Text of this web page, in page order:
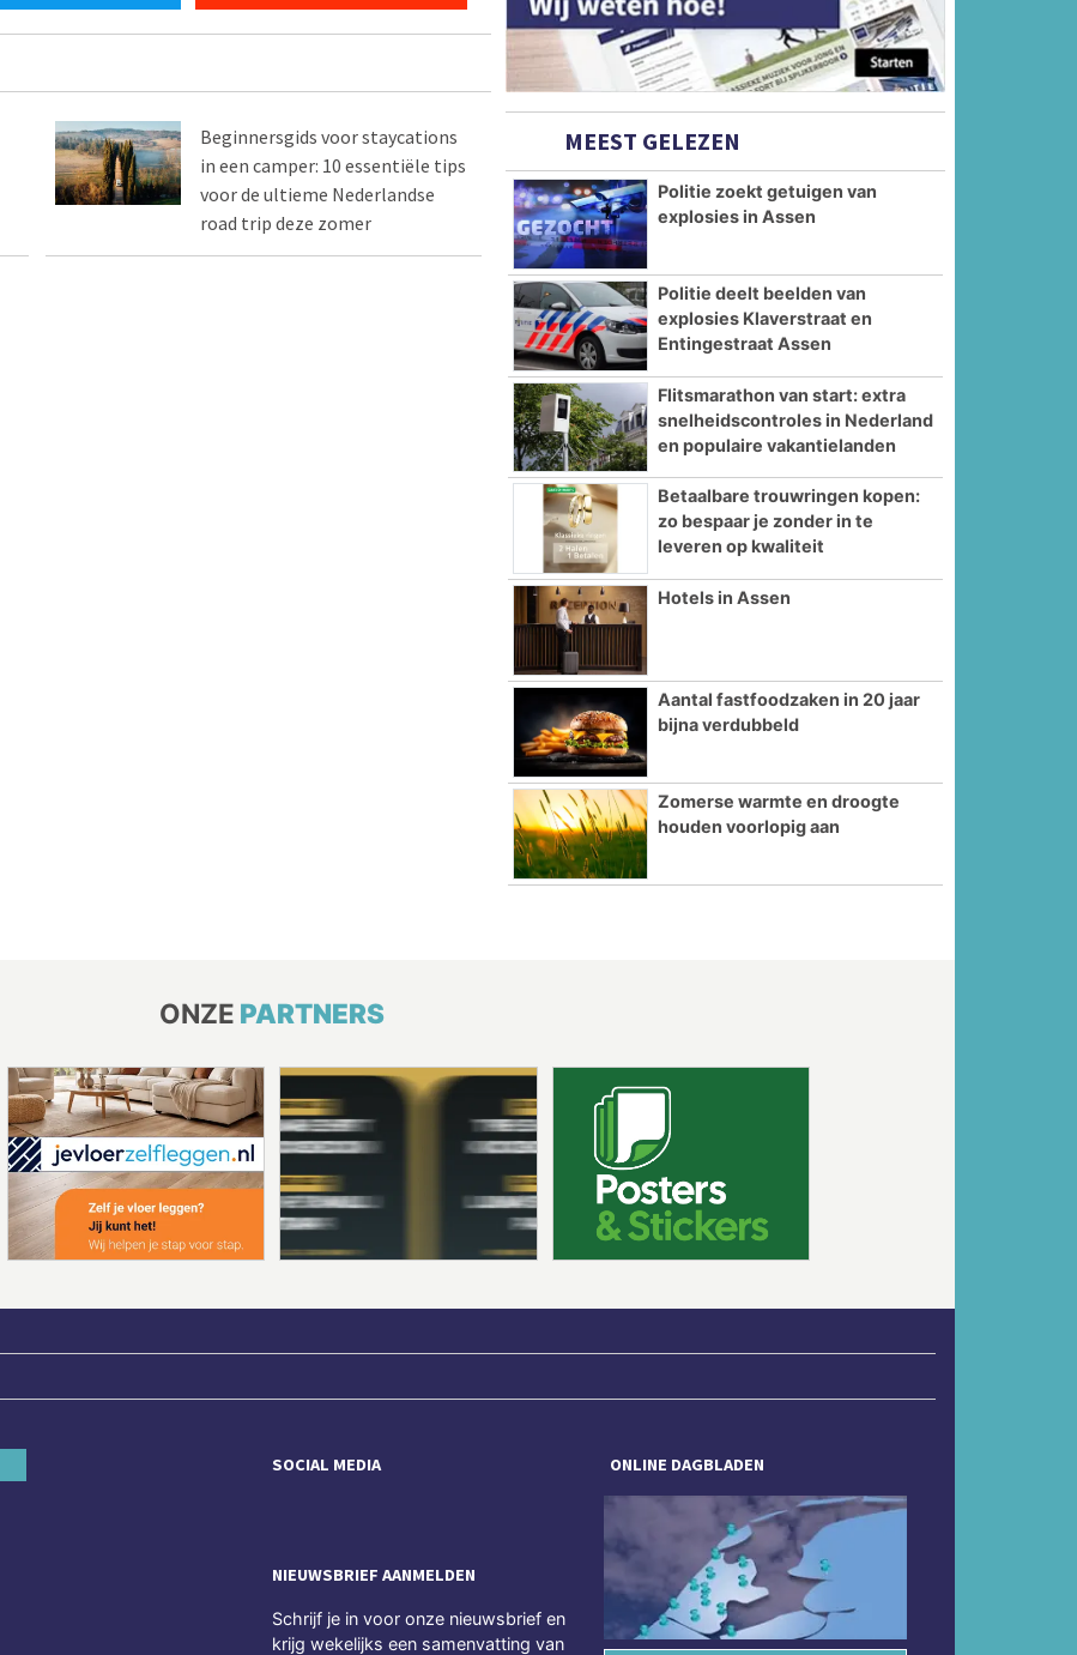
Beginnersgids voor staycations
in een camper: 10 essentiële tips
voor de ultieme Nederlandse
road trip deze zomer
MEEST GELEZEN
Politie zoekt getuigen van
explosies in Assen
Politie deelt beelden van
explosies Klaverstraat en
Entingestraat Assen
Flitsmarathon van start: extra
snelheidscontroles in Nederland
en populaire vakantielanden
Betaalbare trouwringen kopen:
zo bespaar je zonder in te
leveren op kwaliteit
Hotels in Assen
Aantal fastfoodzaken in 20 jaar
bijna verdubbeld
Zomerse warmte en droogte
houden voorlopig aan
ONZE PARTNERS
SOCIAL MEDIA
NIEUWSBRIEF AANMELDEN
Schrijf je in voor onze nieuwsbrief en
krijg wekelijks een samenvatting van
ONLINE DAGBLADEN